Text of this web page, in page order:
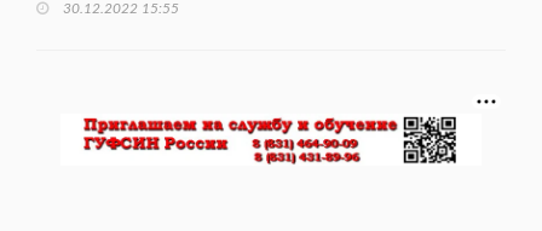
30.12.2022 15:55